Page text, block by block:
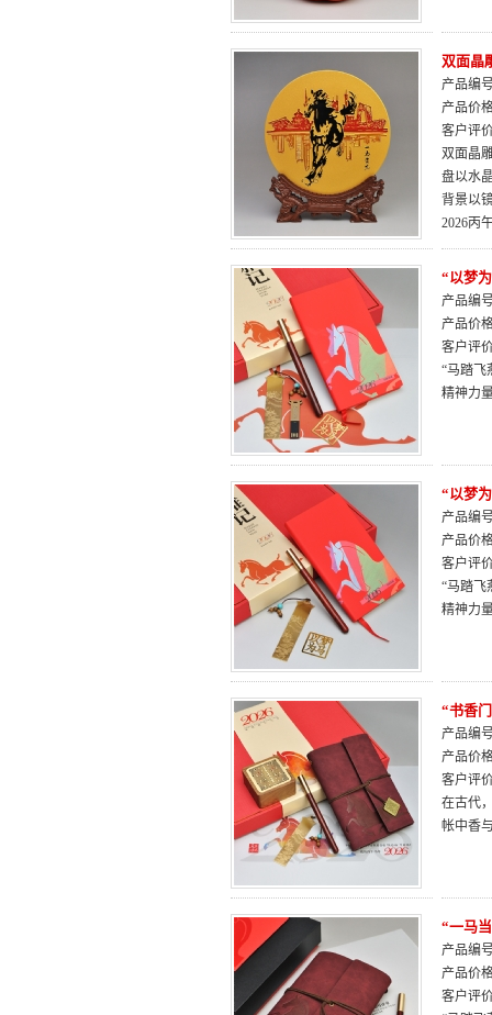
双面晶
产品编
产品价
客户评
双面晶
盘以水
背景以
2026丙
“以梦
产品编
产品价
客户评
“马踏飞
精神力
“以梦
产品编
产品价
客户评
“马踏飞
精神力
“书香
产品编
产品价
客户评
在古代
帐中香
“一马
产品编
产品价
客户评